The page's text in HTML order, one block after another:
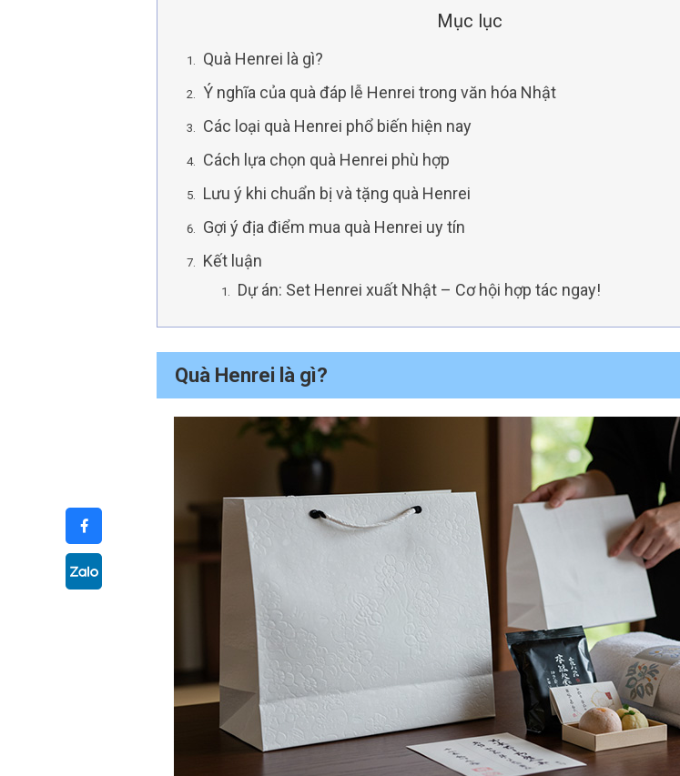
Mục lục
Quà Henrei là gì?
Ý nghĩa của quà đáp lễ Henrei trong văn hóa Nhật
Các loại quà Henrei phổ biến hiện nay
Cách lựa chọn quà Henrei phù hợp
Lưu ý khi chuẩn bị và tặng quà Henrei
Gợi ý địa điểm mua quà Henrei uy tín
Kết luận
Dự án: Set Henrei xuất Nhật – Cơ hội hợp tác ngay!
Quà Henrei là gì?